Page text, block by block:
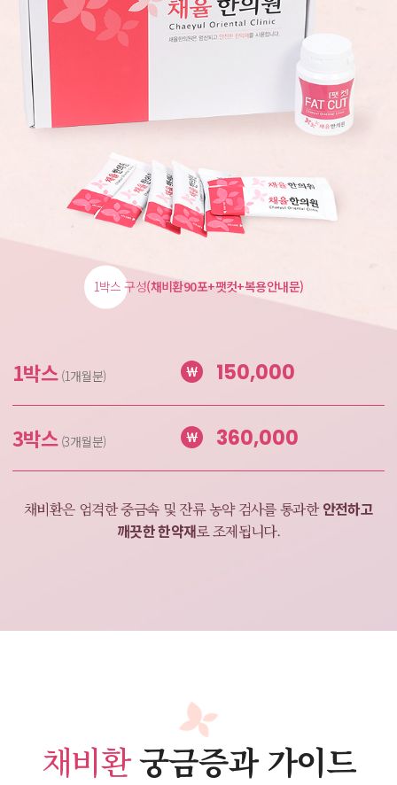
1박스 구성(채비환90포+팻컷+복용안내문)
1박스(1개월분) 150,000
3박스(3개월분) 360,000
채비환은 엄격한 중금속 및 잔류 농약 검사를통과한안전하고
깨끗한 한약재로 조제됩니다.
채비환궁금증과 가이드